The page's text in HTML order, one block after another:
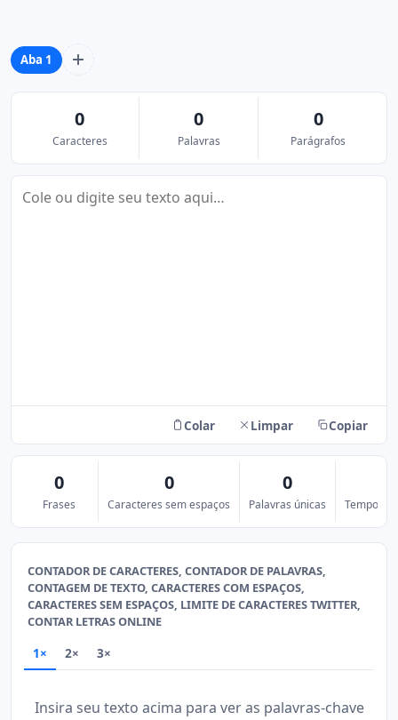
Aba 1
0
Caracteres
0
Palavras
0
Parágrafos
Texto
Colar Limpar Copiar
0
Frases
0
Caracteres sem espaços
0
Palavras únicas Tempo
CONTADOR DE CARACTERES, CONTADOR DE PALAVRAS,
CONTAGEM DE TEXTO, CARACTERES COM ESPAÇOS,
CARACTERES SEM ESPAÇOS, LIMITE DE CARACTERES TWITTER,
CONTAR LETRAS ONLINE
1× 2× 3×
Insira seu texto acima para ver as palavras-chave